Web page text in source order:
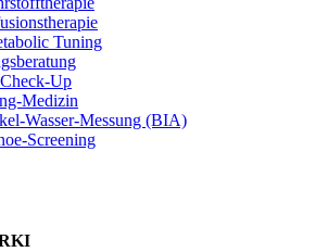
Tuning
Up
Medizin
Wasser-Messung (BIA)
Screening